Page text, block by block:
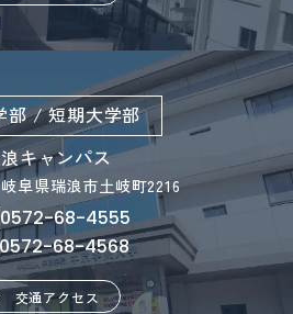
部 / 短期大学部
キャンパス
阜県瑞浪市土岐町2216
0572-68-4555
0572-68-4568
交通アクセス